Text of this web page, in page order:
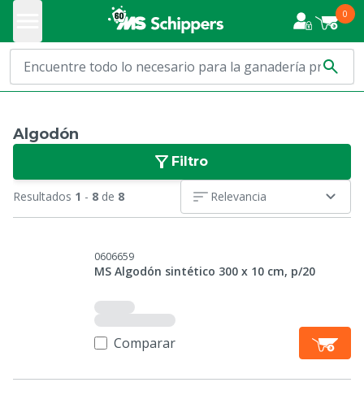
0
Algodón
Filtro
Resultados 1 - 8 de 8 Relevancia
0606659
MS Algodón sintético 300 x 10 cm, p/20
Comparar